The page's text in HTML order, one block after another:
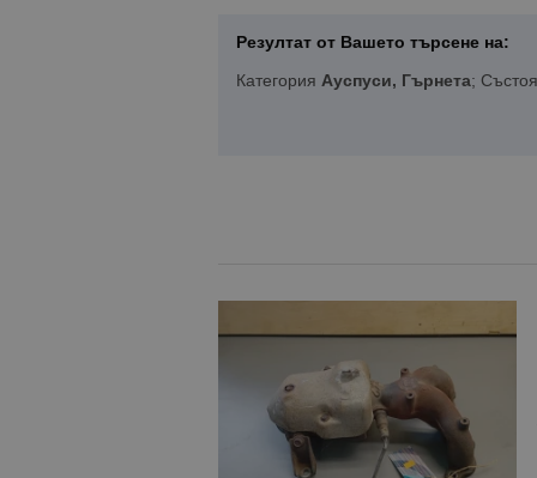
Резултат от Вашето търсене на:
Категория Ауспуси, Гърнета;